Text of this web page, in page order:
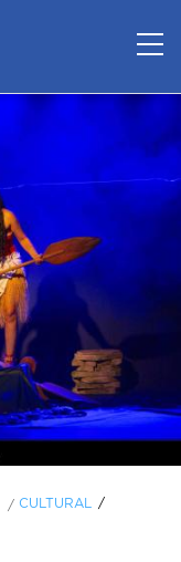
/ CULTURAL